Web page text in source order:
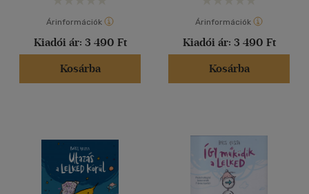
Árinformációk
Kiadói ár: 3 490 Ft
Kosárba
Árinformációk
Kiadói ár: 3 490 Ft
Kosárba